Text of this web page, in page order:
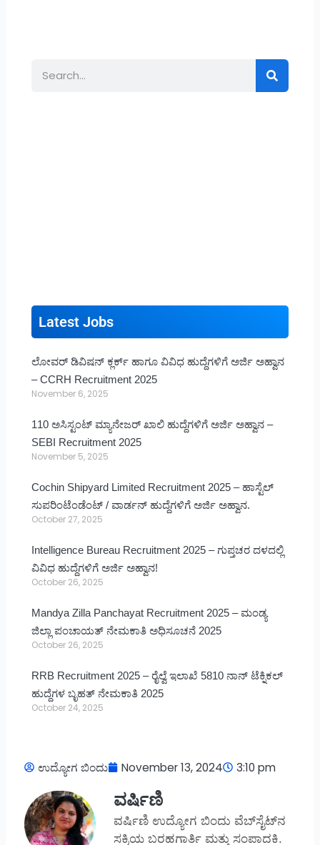
Search
Latest Jobs
ಲೋವರ್ ಡಿವಿಷನ್ ಕ್ಲರ್ಕ್ ಹಾಗೂ ವಿವಿಧ ಹುದ್ದೆಗಳಿಗೆ ಅರ್ಜಿ ಅಹ್ವಾನ
– CCRH Recruitment 2025
November 6, 2025
110 ಅಸಿಸ್ಟಂಟ್ ಮ್ಯಾನೇಜರ್ ಖಾಲಿ ಹುದ್ದೆಗಳಿಗೆ ಅರ್ಜಿ ಅಹ್ವಾನ –
SEBI Recruitment 2025
November 5, 2025
Cochin Shipyard Limited Recruitment 2025 – ಹಾಸ್ಟೆಲ್
ಸುಪರಿಂಟೆಂಡೆಂಟ್ / ವಾರ್ಡನ್ ಹುದ್ದೆಗಳಿಗೆ ಅರ್ಜಿ ಅಹ್ವಾನ.
October 27, 2025
Intelligence Bureau Recruitment 2025 – ಗುಪ್ತಚರ ದಳದಲ್ಲಿ
ವಿವಿಧ ಹುದ್ದೆಗಳಿಗೆ ಅರ್ಜಿ ಅಹ್ವಾನ!
October 26, 2025
Mandya Zilla Panchayat Recruitment 2025 – ಮಂಡ್ಯ
ಜಿಲ್ಲಾ ಪಂಚಾಯತ್ ನೇಮಕಾತಿ ಅಧಿಸೂಚನೆ 2025
October 26, 2025
RRB Recruitment 2025 – ರೈಲ್ವೆ ಇಲಾಖೆ 5810 ನಾನ್ ಟೆಕ್ನಿಕಲ್
ಹುದ್ದೆಗಳ ಬೃಹತ್ ನೇಮಕಾತಿ 2025
October 24, 2025
ಉದ್ಯೋಗ ಬಿಂದು November 13, 2024 3:10 pm
ವರ್ಷಿಣಿ
ವರ್ಷಿಣಿ ಉದ್ಯೋಗ ಬಿಂದು ವೆಬ್‌ಸೈಟ್‌ನ
ಸಕ್ರಿಯ ಬರಹಗಾರ್ತಿ ಮತ್ತು ಸಂಪಾದಕಿ.